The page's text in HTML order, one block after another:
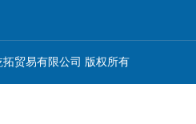
贸易有限公司 版权所有